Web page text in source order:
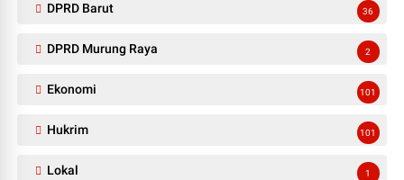
DPRD Barut 36
DPRD Murung Raya 2
Ekonomi 101
Hukrim 101
Lokal 1